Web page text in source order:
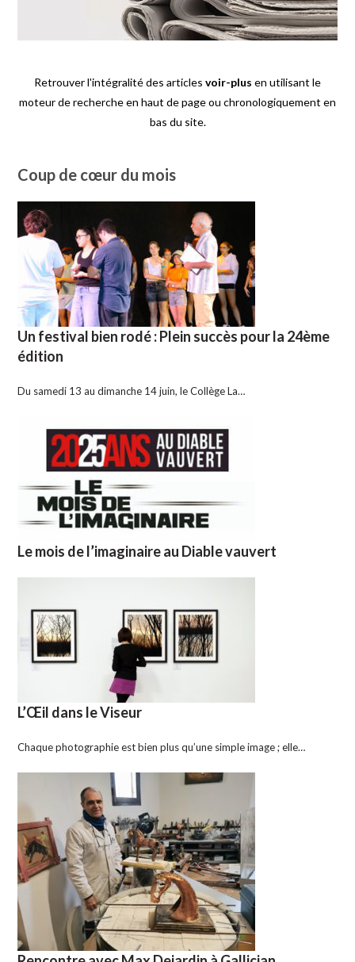
Retrouver l'intégralité des articles voir-plus en utilisant le
moteur de recherche en haut de page ou chronologiquement en
bas du site.
Coup de cœur du mois
Un festival bien rodé : Plein succès pour la 24ème
édition
Du samedi 13 au dimanche 14 juin, le Collège La…
Le mois de l’imaginaire au Diable vauvert
L’Œil dans le Viseur
Chaque photographie est bien plus qu’une simple image ; elle…